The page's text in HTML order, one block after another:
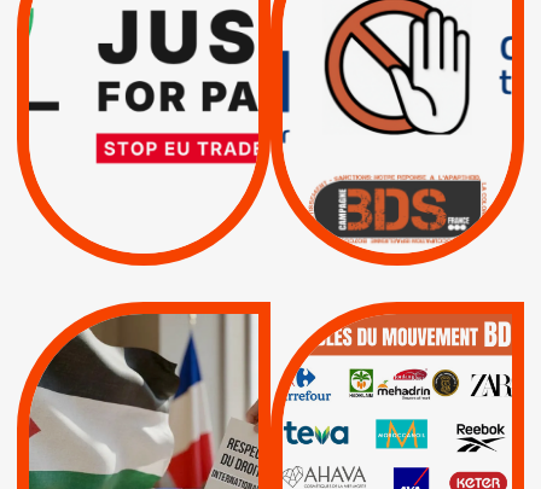
SUSPENSION
TOTALE DE
L’ACCORD
D’ASSOCIATION UE-
ISRAËL
| Pétitions
INTERNATIONAL ?
TRUMP, MACRON :
MÊME COMBAT
| Actus |
| Boycott militaire |
Lettres d'interpellation
MUNICIPALES 2026 :
JE VOTE POUR LE
RESPECT DU DROIT
INTERNATIONAL EN
PALESTINE
QUE BOYCOTTER ?
BOYCOTT /
AXA BNP | CAF |
Carrefour | HP |